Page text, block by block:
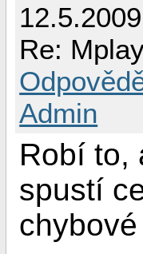
Re:
Admin
Robí to,
spustí